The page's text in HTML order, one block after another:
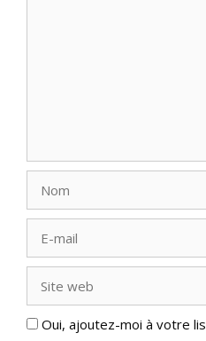
mail
web
Oui, ajoutez-moi à votre